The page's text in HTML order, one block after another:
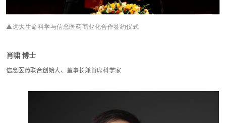
▲远大生命科学与信念医药商业化合作签约仪式
肖啸 博士
信念医药联合创始人、董事长兼首席科学家